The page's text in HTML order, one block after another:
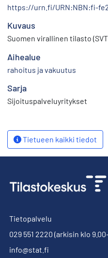
https://urn.fi/URN:NBN:fi-
Kuvaus
Suomen virallinen tilasto
Aihealue
rahoitus ja vakuutus
Sarja
Sijoituspalveluyritykset
Tietueen kaikki tiedot
Tietopalvelu
029 551 2220 (arkisin klo
info@stat.fi